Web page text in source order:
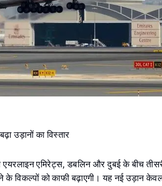
उड़ानों का विस्तार
एमिरेट्स, डबलिन और दुबई के बीच
विकल्पों को काफी बढ़ाएगी। यह नई उड़ान